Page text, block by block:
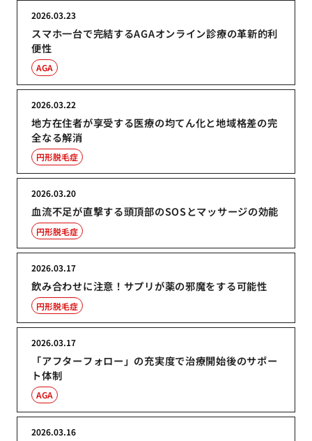
スマホ一台で完結するAGAオンライン診療の革新的利
便性
2026.03.23
AGA
地方在住者が享受する医療の均てん化と地域格差の完
全なる解消
2026.03.22
円形脱毛症
血流不足が直撃する頭頂部のSOSとマッサージの効能
2026.03.20
円形脱毛症
飲み合わせに注意！サプリが薬の邪魔をする可能性
2026.03.17
円形脱毛症
「アフターフォロー」の充実度で治療開始後のサポー
ト体制
2026.03.17
AGA
2026.03.16